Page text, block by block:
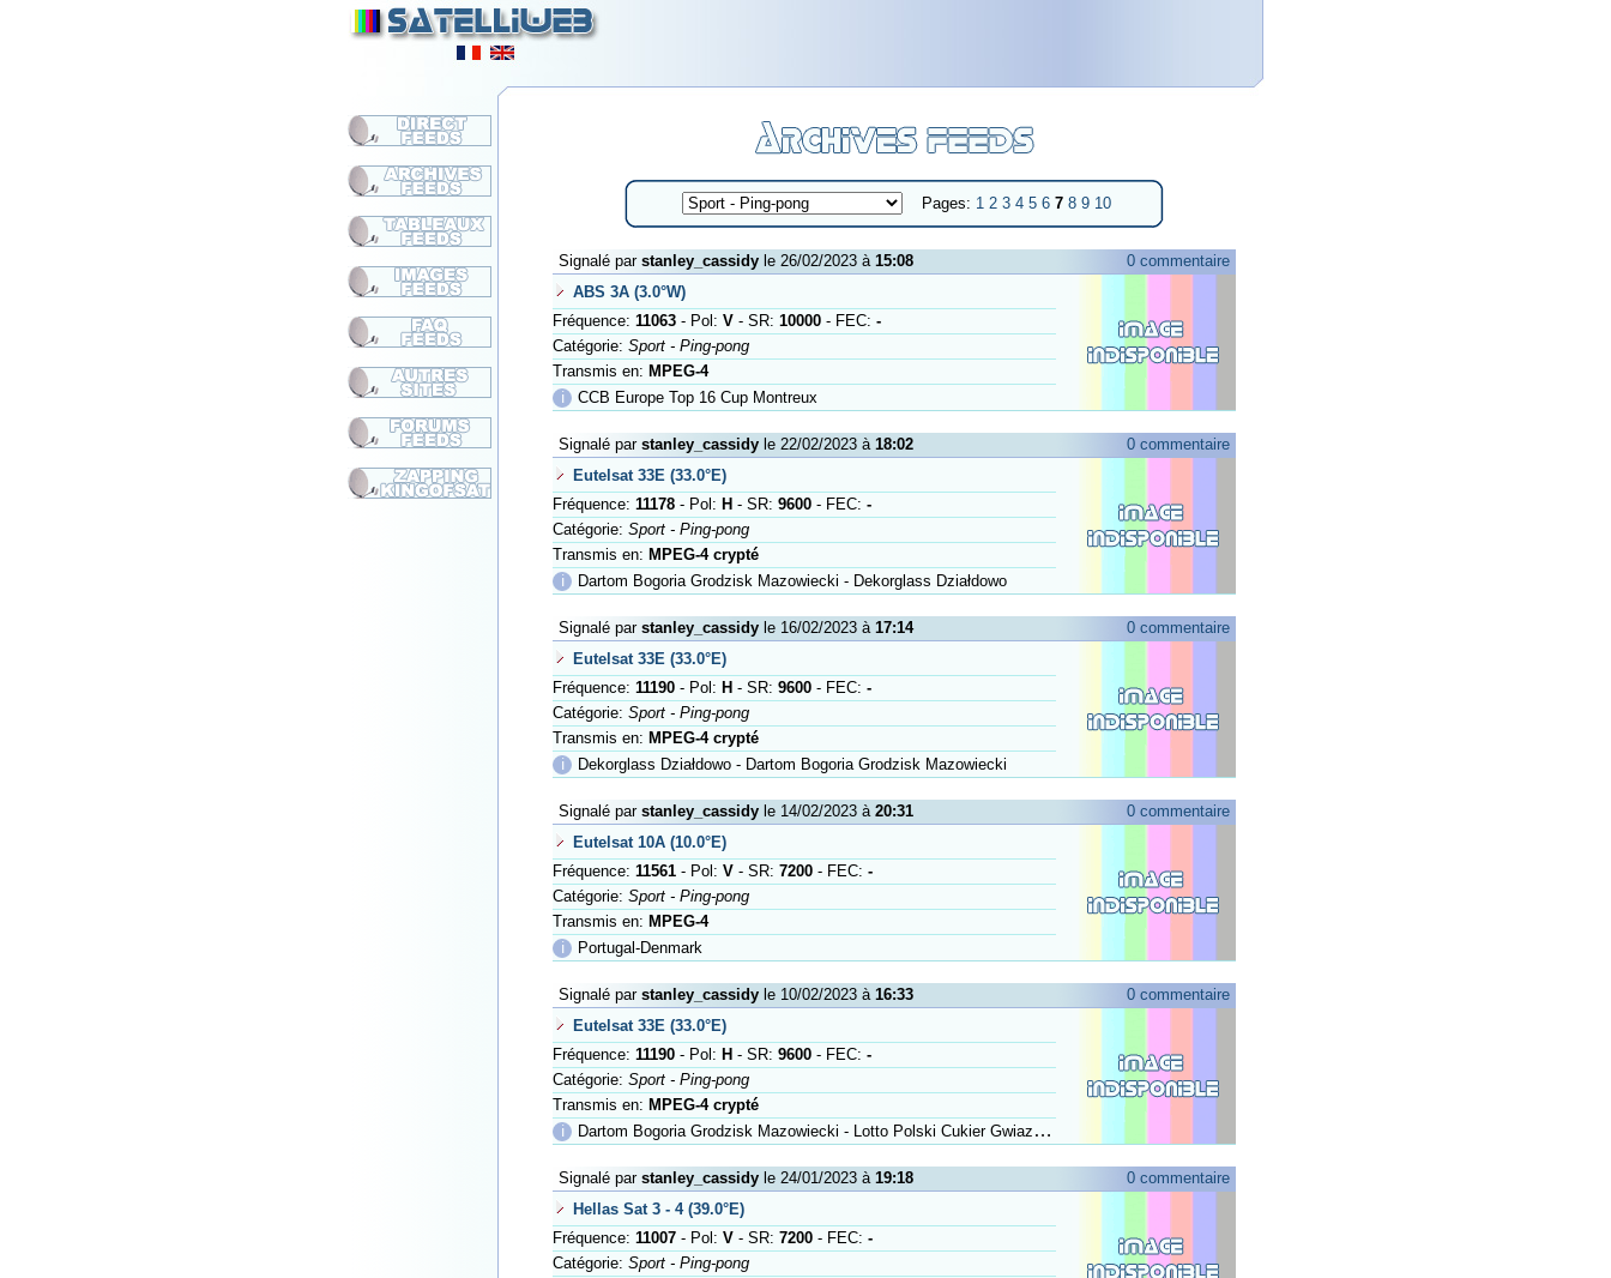
Pages: 1 2 3 4 5 6 7 8 9 10
Signalé par stanley_cassidy le 26/02/2023 à 15:08
0 commentaire
ABS 3A (3.0°W)
Fréquence: 11063 - Pol: V - SR: 10000 - FEC: -
Catégorie: Sport - Ping-pong
Transmis en: MPEG-4
ℹ
CCB Europe Top 16 Cup Montreux
Signalé par stanley_cassidy le 22/02/2023 à 18:02
0 commentaire
Eutelsat 33E (33.0°E)
Fréquence: 11178 - Pol: H - SR: 9600 - FEC: -
Catégorie: Sport - Ping-pong
Transmis en: MPEG-4 crypté
ℹ
Dartom Bogoria Grodzisk Mazowiecki - Dekorglass Działdowo
Signalé par stanley_cassidy le 16/02/2023 à 17:14
0 commentaire
Eutelsat 33E (33.0°E)
Fréquence: 11190 - Pol: H - SR: 9600 - FEC: -
Catégorie: Sport - Ping-pong
Transmis en: MPEG-4 crypté
ℹ
Dekorglass Działdowo - Dartom Bogoria Grodzisk Mazowiecki
Signalé par stanley_cassidy le 14/02/2023 à 20:31
0 commentaire
Eutelsat 10A (10.0°E)
Fréquence: 11561 - Pol: V - SR: 7200 - FEC: -
Catégorie: Sport - Ping-pong
Transmis en: MPEG-4
ℹ
Portugal-Denmark
Signalé par stanley_cassidy le 10/02/2023 à 16:33
0 commentaire
Eutelsat 33E (33.0°E)
Fréquence: 11190 - Pol: H - SR: 9600 - FEC: -
Catégorie: Sport - Ping-pong
Transmis en: MPEG-4 crypté
ℹ
Dartom Bogoria Grodzisk Mazowiecki - Lotto Polski Cukier Gwiazda Bydgo
Signalé par stanley_cassidy le 24/01/2023 à 19:18
0 commentaire
Hellas Sat 3 - 4 (39.0°E)
Fréquence: 11007 - Pol: V - SR: 7200 - FEC: -
Catégorie: Sport - Ping-pong